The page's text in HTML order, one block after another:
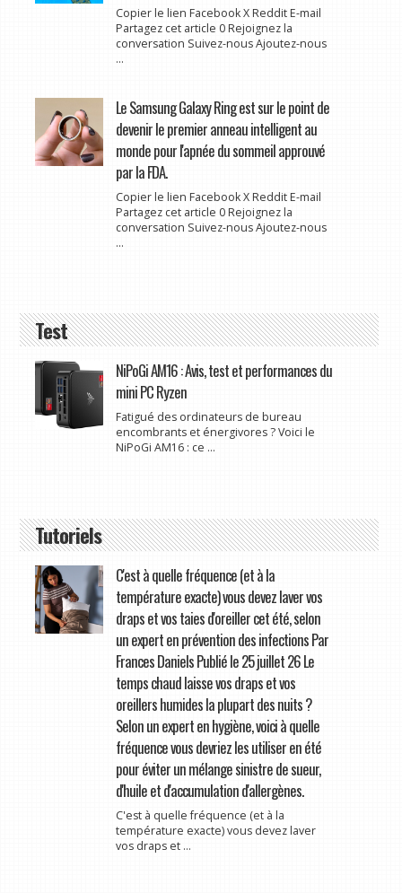
Copier le lien Facebook X Reddit E-mail
Partagez cet article 0 Rejoignez la
conversation Suivez-nous Ajoutez-nous
...
Le Samsung Galaxy Ring est sur le point de
devenir le premier anneau intelligent au
monde pour l'apnée du sommeil approuvé
par la FDA.
Copier le lien Facebook X Reddit E-mail
Partagez cet article 0 Rejoignez la
conversation Suivez-nous Ajoutez-nous
...
Test
NiPoGi AM16 : Avis, test et performances du
mini PC Ryzen
Fatigué des ordinateurs de bureau
encombrants et énergivores ? Voici le
NiPoGi AM16 : ce ...
Tutoriels
C'est à quelle fréquence (et à la
température exacte) vous devez laver vos
draps et vos taies d'oreiller cet été, selon
un expert en prévention des infections Par
Frances Daniels Publié le 25 juillet 26 Le
temps chaud laisse vos draps et vos
oreillers humides la plupart des nuits ?
Selon un expert en hygiène, voici à quelle
fréquence vous devriez les utiliser en été
pour éviter un mélange sinistre de sueur,
d'huile et d'accumulation d'allergènes.
C'est à quelle fréquence (et à la
température exacte) vous devez laver
vos draps et ...